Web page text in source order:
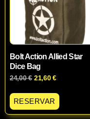
Bolt Action Allied Star
Dice Bag
24,00€ 21,60€
RESERVAR